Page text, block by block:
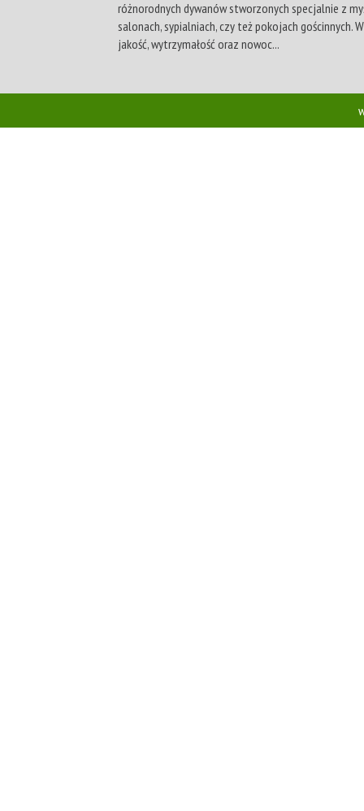
różnorodnych dywanów stworzonych specjalnie z
salonach, sypialniach, czy też pokojach gościnnych.
jakość, wytrzymałość oraz nowoc...